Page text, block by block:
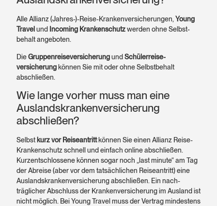
Alle Allianz (Jahres-)-Reise-Kranken­versicherungen, Young
Travelund Incoming Kranken­schutzwerden ohne Selbst­
behalt angeboten.
DieGruppen­reise­versicherungundSchüler­reise­
versicherungkönnen Sie mit oder ohne Selbst­behalt
abschließen.
Wie lange vorher muss man eine
Auslands­kranken­versicherung
abschließen?
Selbst kurz vor Reise­antrittkönnen Sie einen Allianz Reise-
Kranken­schutz schnell und einfach online abschließen.
Kurz­entschlossene können sogar noch „last minute“ am Tag
der Abreise (aber vor dem tatsächlichen Reise­antritt) eine
Auslands­kranken­versicherung abschließen. Ein nach­
träglicher Abschluss der Krankenversicherung im Ausland ist
nicht möglich. Bei Young Travel muss der Vertrag mindestens